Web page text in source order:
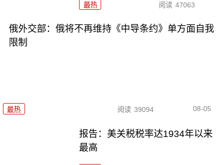
最热 阅读 47063
俄外交部：俄将不再维持《中导条约》单方面自我
限制
最热 阅读 39094 08-05
报告：美关税税率达1934年以来
最高